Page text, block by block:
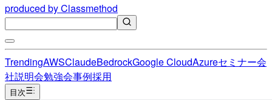
produced by Classmethod
TrendingAWSClaudeBedrockGoogle CloudAzureセミナー会
社説明会勉強会事例採用
目次